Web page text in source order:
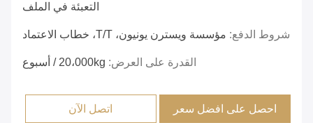
التعبئة في الملف
شروط الدفع: مؤسسة ويسترن يونيون، T/T، خطاب الاعتماد
القدرة على العرض: 20،000kg / أسبوع
احصل على افضل سعر اتصل الآن